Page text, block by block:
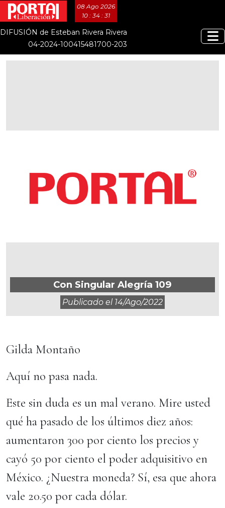
08 Ago 2026
10 : 34 : 31
DIFUSIÓN de Esteban Rivera Rivera
04-2024-100415481700-203
Con Singular Alegría 109
Publicado el 14/ago/2022
Gilda Montaño
Aquí no pasa nada.
Este sin duda es un mal verano. Mire usted
qué ha pasado de los últimos diez años:
aumentaron 300 por ciento los precios y
cayó 50 por ciento el poder adquisitivo en
México. ¿Nuestra moneda? Sí, esa que ahora
vale 20.50 por cada dólar.